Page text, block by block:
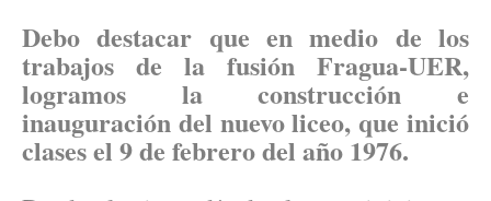
Debo destacar que en medio de los
trabajos de la fusión Fragua-UER,
logramos la construcción e
inauguración del nuevo liceo, que inició
clases el 9 de febrero del año 1976.